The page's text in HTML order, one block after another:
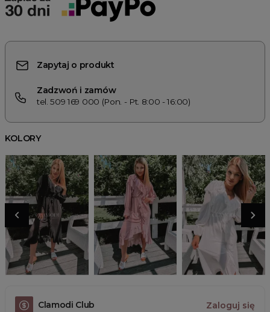
Zapytaj o produkt
Zadzwoń i zamów
tel. 509 169 000 (Pon. - Pt. 8:00 - 16:00)
KOLORY
Clamodi Club Zaloguj się